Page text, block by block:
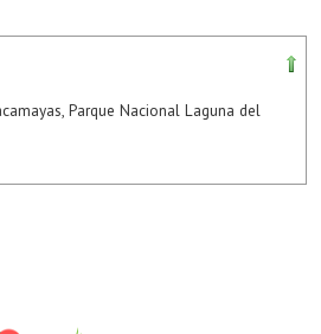
Parque Nacional Laguna del